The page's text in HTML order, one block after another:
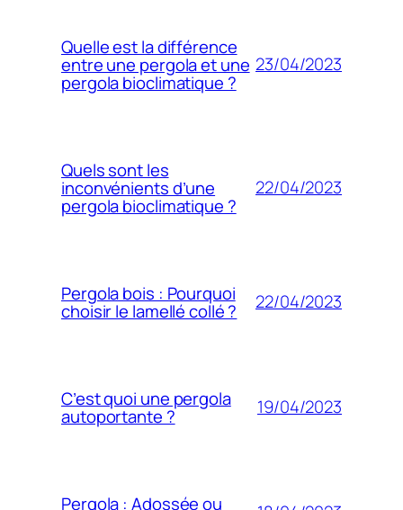
Quelle est la différence
entre une pergola et une
pergola bioclimatique ?
23/04/2023
Quels sont les
inconvénients d’une
pergola bioclimatique ?
22/04/2023
Pergola bois : Pourquoi
choisir le lamellé collé ? 22/04/2023
C’est quoi une pergola
autoportante ? 19/04/2023
Pergola : Adossée ou